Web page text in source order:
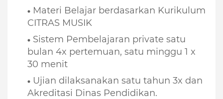
Materi Belajar berdasarkan Kurikulum
CITRAS MUSIK
Sistem Pembelajaran private satu
bulan 4x pertemuan, satu minggu 1 x
30 menit
Ujian dilaksanakan satu tahun 3x dan
Akreditasi Dinas Pendidikan.